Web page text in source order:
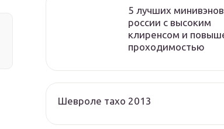
5 лучших
россии с высоким
клиренсом и
проходимостью
Шевроле тахо 2013